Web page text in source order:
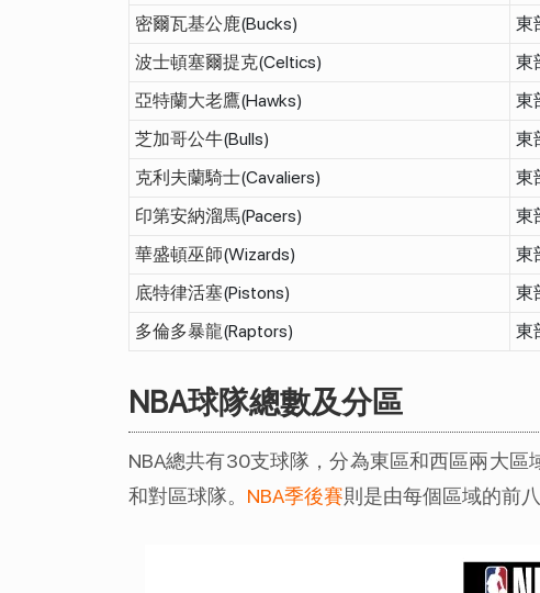
密爾瓦基公鹿(Bucks) 東
波士頓塞爾提克(Celtics) 東
亞特蘭大老鷹(Hawks) 東
芝加哥公牛(Bulls) 東
克利夫蘭騎士(Cavaliers) 東
印第安納溜馬(Pacers) 東
華盛頓巫師(Wizards) 東
底特律活塞(Pistons) 東
多倫多暴龍(Raptors) 東
NBA球隊總數及分區
NBA總共有30支球隊，分為東區和西區兩大區
和對區球隊。 NBA季後賽則是由每個區域的前